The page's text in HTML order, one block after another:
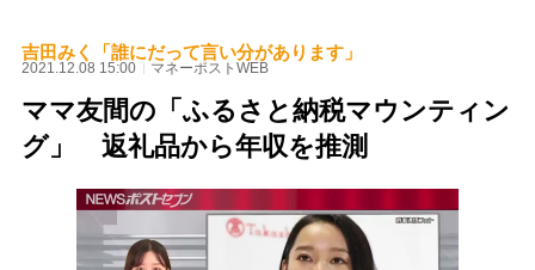
吉田みく「誰にだって言い分があります」
2021.12.08 15:00 マネーポストWEB
ママ友間の「ふるさと納税マウンティン
グ」 返礼品から年収を推測